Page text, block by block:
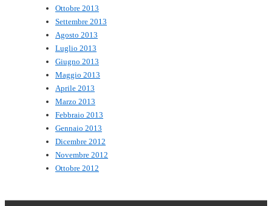
Ottobre 2013
Settembre 2013
Agosto 2013
Luglio 2013
Giugno 2013
Maggio 2013
Aprile 2013
Marzo 2013
Febbraio 2013
Gennaio 2013
Dicembre 2012
Novembre 2012
Ottobre 2012